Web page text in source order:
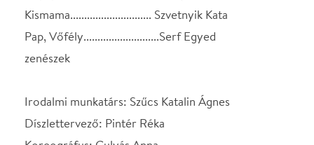
Segédrendező: Szigethy Brigitta
Jelmeztervező: Cselényi Nóra
Világítástervező: Memlaur Imre
RENDEZŐ: OLT TAMÁS